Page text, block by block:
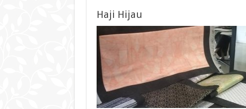
Haji Hijau